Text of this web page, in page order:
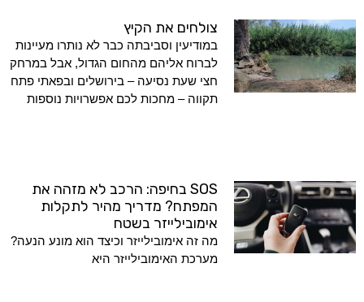
צולחים את הקיץ
במודיעין וסביבתה כבר לא נותרו מעיינות
לברוח אליהם מהחום הגדול, אבל במרחק
חצי שעת נסיעה – בירושלים ובפאתי פתח
תקווה – מחכות לכם אפשרויות נוספות
SOS בחיפה: הרכב לא מזהה את
המפתח? מדריך מהיר לתקלות
אימובילייזר בשטח
מה זה אימובילייזר וכיצד הוא מונע הנעה?
מערכת האימובילייזר היא